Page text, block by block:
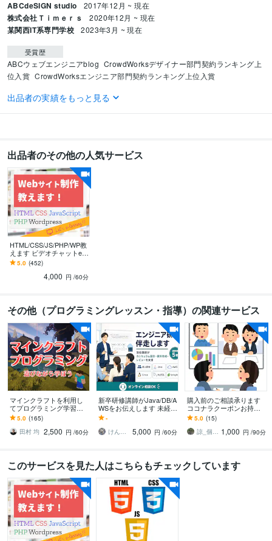
ABCdeSIGN studio 2017年12月 ~ 現在
株式会社Ｔｉｍｅｒｓ 2020年12月 ~ 現在
某関西IT系専門学校 2023年3月 ~ 現在
受賞歴
ABCウェブエンジニアblog CrowdWorksデザイナー部門契約ランキング上
位入賞 CrowdWorksエンジニア部門契約ランキング上位入賞
資格・検定
HTML:22年CSS:22年JavaScript:20年PHP:14年
ビジネス・クリエイティブツール
Adobe Illustrator:22年 Adobe Photoshop:22年
その他ツール
Wordpress:14年
得意分野
Web制作・HP作成・EC構築
Webデザイン
出品者の実績をもっと見る
出品者のその他の人気サービス
HTML/CSS/JS/PHP/WP教
えます ビデオチャットeラ
ーニング！現役エンジニ
アが丁寧サポート！
5.0 (452)
4,000 円 /60分
その他（プログラミングレッスン・指導）の関連サービス
マインクラフトを利用し
てプログラミング学習を
します 小学生中学生向け
の家庭教師。既存リピー
ター様限定。
5.0 (165)
田村 均 2,500 円 /60分
新卒研修講師がJava/DB/A
WSをお伝えします 未経
験・新卒研修のつまずき
に伴走します
-
けんぞう9328
5,000 円 /60分
購入前のご相談承ります
ココナラクーポンお持ち
の場合は、ぜひご活用く
ださい
5.0 (15)
諒_個人事業主 1,000 円 /90分
このサービスを見た人はこちらもチェックしています